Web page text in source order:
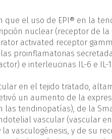
el uso de EPI® en la
nuclear (receptor de
activated receptor
proinflamatorias
e interleucinas IL-6 e IL-
en el tejido tratado,
un aumento de la
las tendinopatías), de la
vascular (vascular
vasculogénesis, y de su